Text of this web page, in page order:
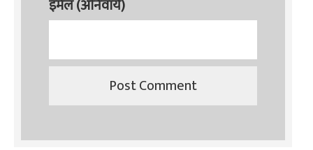
इमेल (अनिवार्य)